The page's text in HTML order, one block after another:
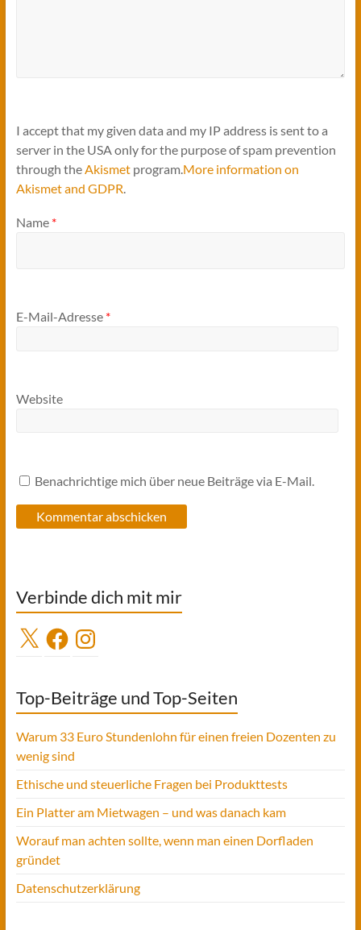
I accept that my given data and my IP address is sent to a
server in the USA only for the purpose of spam prevention
through theAkismetprogram.More information on
Akismet and GDPR.
Name *
E-Mail-Adresse *
Website
Benachrichtige mich über neue Beiträge via E-Mail.
Verbinde dich mit mir
X FacebookInstagram
Top-Beiträge und Top-Seiten
Warum 33 Euro Stundenlohn für einen freien Dozenten zu
wenig sind
Ethische und steuerliche Fragen bei Produkttests
Ein Platter am Mietwagen – und was danach kam
Worauf man achten sollte, wenn man einen Dorfladen
gründet
Datenschutzerklärung